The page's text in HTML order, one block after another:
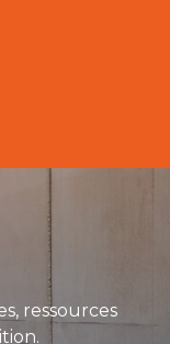
ressources